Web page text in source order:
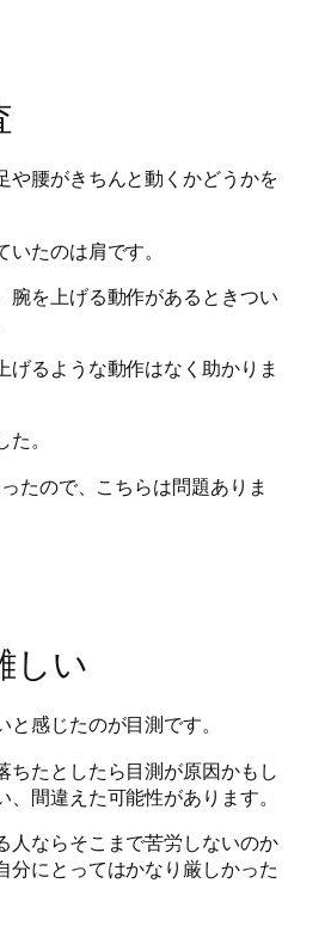
や腰がきちんと動くかどうかを
たのは肩です。
腕を上げる動作があるときつい
げるような動作はなく助かりま
。
たので、こちらは問題ありま
しい
感じたのが目測です。
ちたとしたら目測が原因かもし
間違えた可能性があります。
人ならそこまで苦労しないのか
分にとってはかなり厳しかった